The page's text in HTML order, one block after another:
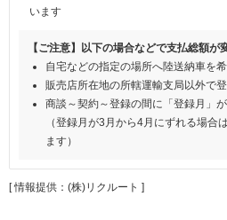
います
【ご注意】以下の場合などで支払総額が
自宅などの指定の場所へ陸送納車を
販売店所在地の所轄運輸支局以外で
商談～契約～登録の間に「登録月」
（登録月が3月から4月にずれる場合
ます）
[ 情報提供：(株)リクルート ]